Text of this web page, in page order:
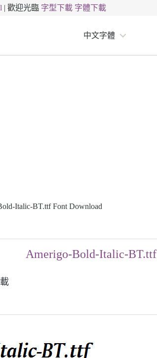
| 歡迎光臨 字型下載 字體下載
中文字體
Italic-BT.ttf Font Download
Amerigo-Bold-Italic-BT.ttf